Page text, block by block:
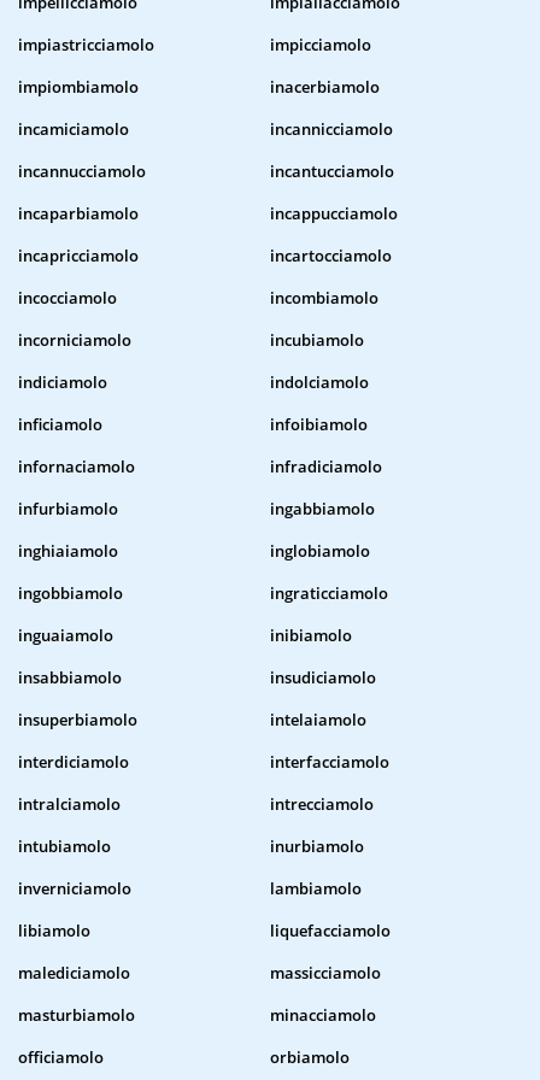
impiastricciamolo
impicciamolo
impiombiamolo
inacerbiamolo
incamiciamolo
incannicciamolo
incannucciamolo
incantucciamolo
incaparbiamolo
incappucciamolo
incapricciamolo
incartocciamolo
incocciamolo
incombiamolo
incorniciamolo
incubiamolo
indiciamolo
indolciamolo
inficiamolo
infoibiamolo
infornaciamolo
infradiciamolo
infurbiamolo
ingabbiamolo
inghiaiamolo
inglobiamolo
ingobbiamolo
ingraticciamolo
inguaiamolo
inibiamolo
insabbiamolo
insudiciamolo
insuperbiamolo
intelaiamolo
interdiciamolo
interfacciamolo
intralciamolo
intrecciamolo
intubiamolo
inurbiamolo
inverniciamolo
lambiamolo
libiamolo
liquefacciamolo
malediciamolo
massicciamolo
masturbiamolo
minacciamolo
officiamolo
orbiamolo